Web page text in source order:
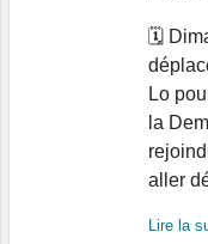
🗓
Lo
la
aller
Lire la